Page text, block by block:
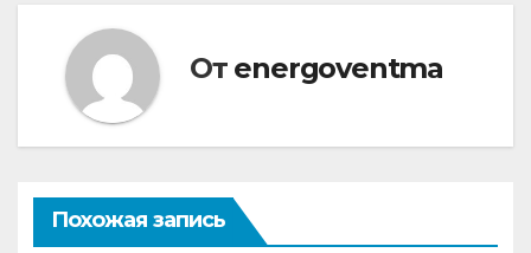
От energoventma
Похожая запись